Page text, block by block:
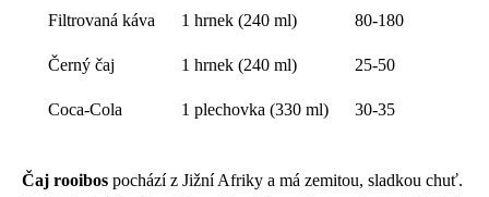
Filtrovaná káva 1 hrnek (240 ml) 80-180
Černý čaj 1 hrnek (240 ml) 25-50
Coca-Cola 1 plechovka (330 ml) 30-35
Čaj rooibos pochází z Jižní Afriky a má zemitou, sladkou chuť.